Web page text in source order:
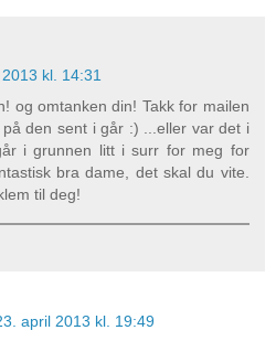
kl. 14:31
og omtanken din! Takk for mailen
den sent i går :) ...eller var det i
i grunnen litt i surr for meg for
bra dame, det skal du vite.
til deg!
april 2013 kl. 19:49